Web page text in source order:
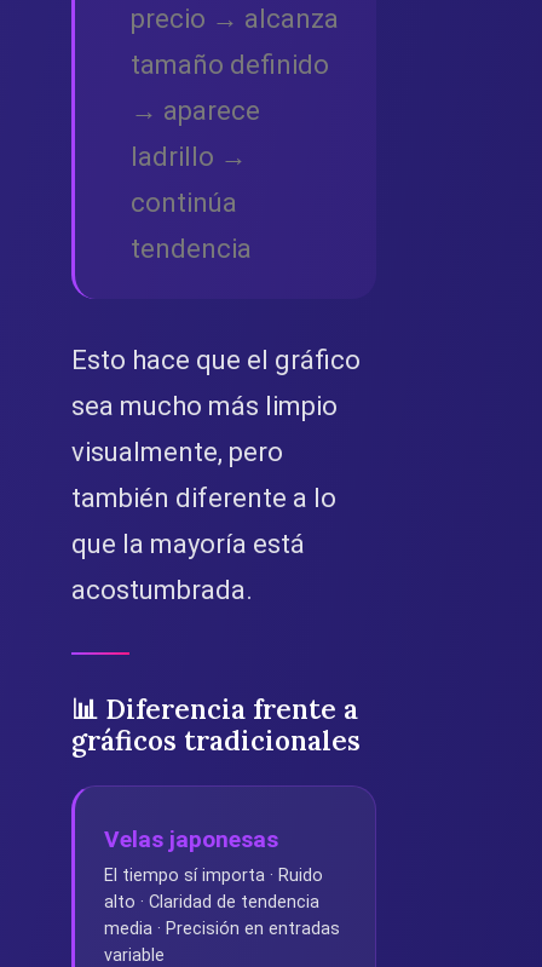
precio → alcanza
tamaño definido
→ aparece
ladrillo →
continúa
tendencia
Esto hace que el gráfico
sea mucho más limpio
visualmente, pero
también diferente a lo
que la mayoría está
acostumbrada.
📊 Diferencia frente a
gráficos tradicionales
Velas japonesas
El tiempo sí importa · Ruido
alto · Claridad de tendencia
media · Precisión en entradas
variable